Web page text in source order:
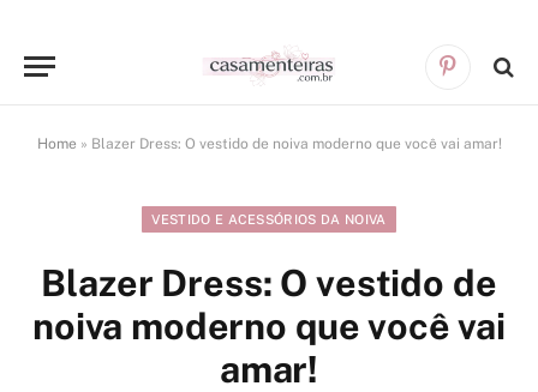
Pinterest
Home » Blazer Dress: O vestido de noiva moderno que você vai amar!
VESTIDO E ACESSÓRIOS DA NOIVA
Blazer Dress: O vestido de
noiva moderno que você vai
amar!